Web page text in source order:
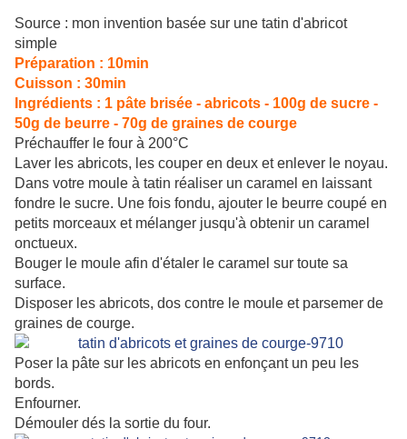
Source : mon invention basée sur une tatin d'abricot
simple
Préparation : 10min
Cuisson : 30min
Ingrédients : 1 pâte brisée - abricots - 100g de sucre -
50g de beurre - 70g de graines de courge
Préchauffer le four à 200°C
Laver les abricots, les couper en deux et enlever le noyau.
Dans votre moule à tatin réaliser un caramel en laissant
fondre le sucre. Une fois fondu, ajouter le beurre coupé en
petits morceaux et mélanger jusqu'à obtenir un caramel
onctueux.
Bouger le moule afin d'étaler le caramel sur toute sa
surface.
Disposer les abricots, dos contre le moule et parsemer de
graines de courge.
Poser la pâte sur les abricots en enfonçant un peu les
bords.
Enfourner.
Démouler dés la sortie du four.